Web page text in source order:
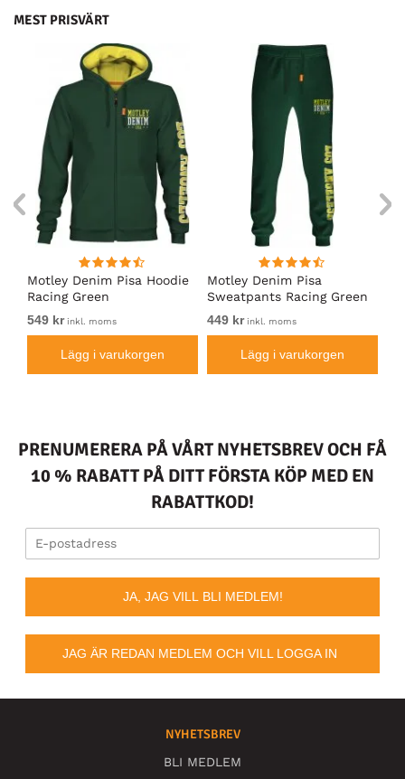
MEST PRISVÄRT
Motley Denim Pisa Hoodie
Racing Green
549 krinkl. moms
Lägg i varukorgen
Motley Denim Pisa
Sweatpants Racing Green
449 krinkl. moms
Lägg i varukorgen
PRENUMERERA PÅ VÅRT NYHETSBREV OCH FÅ
10 % RABATT PÅ DITT FÖRSTA KÖP MED EN
RABATTKOD!
JA, JAG VILL BLI MEDLEM!
JAG ÄR REDAN MEDLEM OCH VILL LOGGA IN
NYHETSBREV
BLI MEDLEM